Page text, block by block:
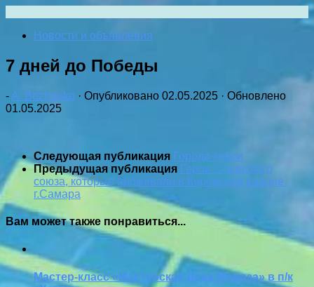
содержимому
Новости и объявления
7 дней до Победы
- A. Bozhenko · Опубликовано 02.05.2025 · Обновлено
01.05.2025
Следующая публикация Города-герои
Предыдущая публикация Герои Советского
союза, которые проживали в Кировском районе
г.Самара
Вам может также понравиться...
Мастер-класс «Мастерская Деда Мороза» в п/к